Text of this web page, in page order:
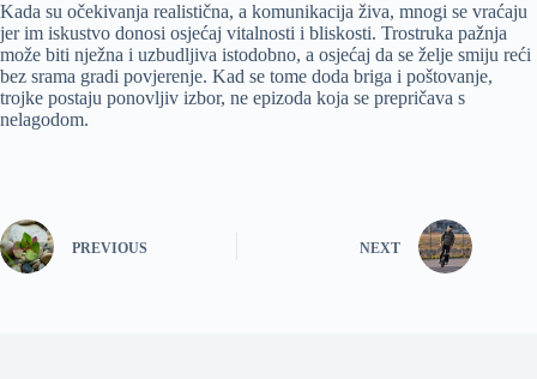
Kada su očekivanja realistična, a komunikacija živa, mnogi se vraćaju
jer im iskustvo donosi osjećaj vitalnosti i bliskosti. Trostruka pažnja
može biti nježna i uzbudljiva istodobno, a osjećaj da se želje smiju reći
bez srama gradi povjerenje. Kad se tome doda briga i poštovanje,
trojke postaju ponovljiv izbor, ne epizoda koja se prepričava s
nelagodom.
PREVIOUS NEXT